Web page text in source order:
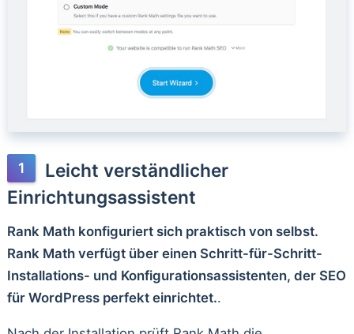
Leicht verständlicher
Einrichtungsassistent
Rank Math konfiguriert sich praktisch von selbst.
Rank Math verfügt über einen Schritt-für-Schritt-
Installations- und Konfigurationsassistenten, der SEO
für WordPress perfekt einrichtet..